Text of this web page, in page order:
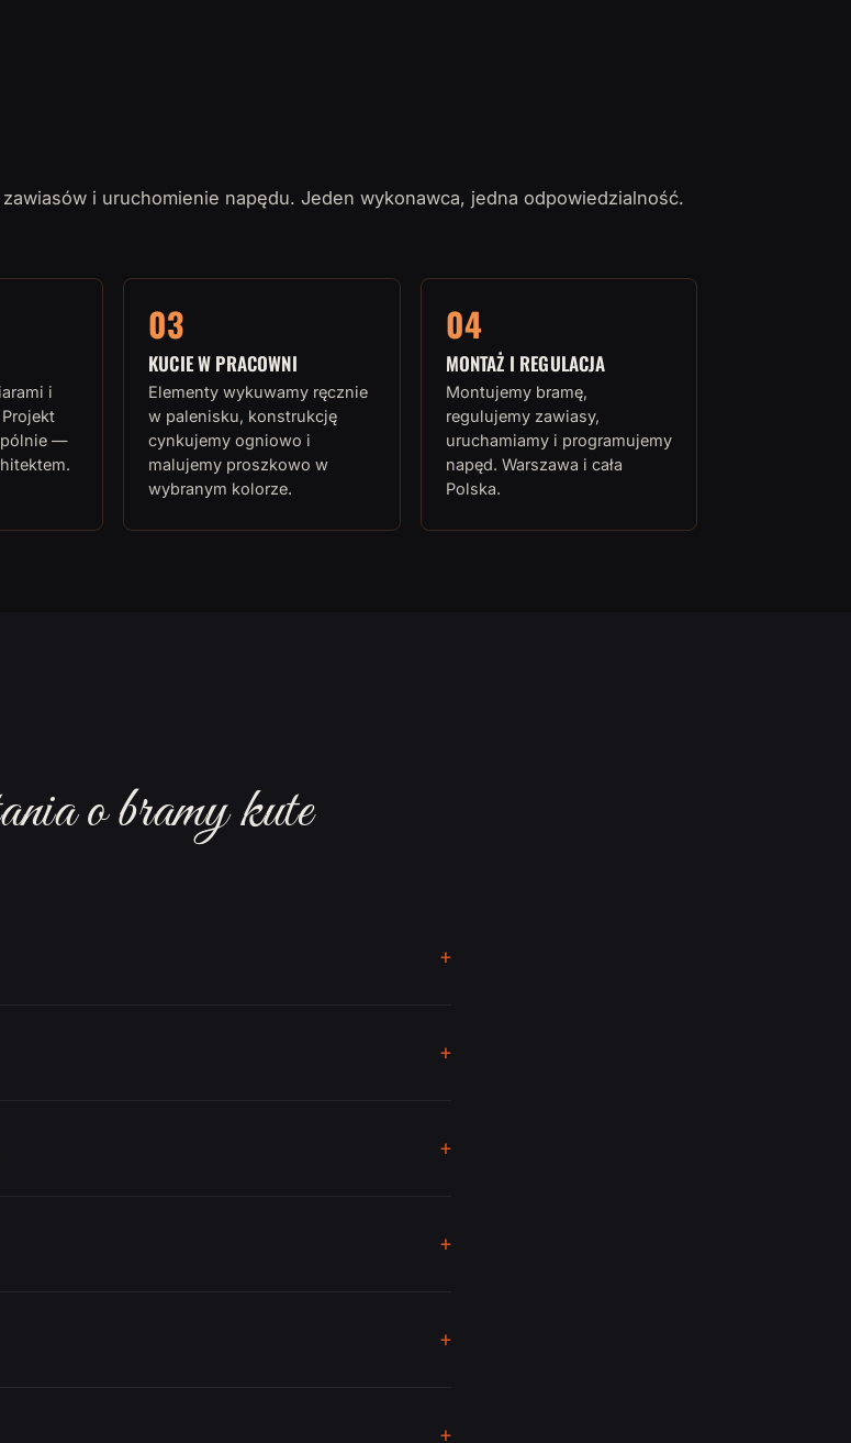
i uruchomienie napędu. Jeden wykonawca, jedna odpowiedzialność.
i
—
03
KUCIE W PRACOWNI
Elementy wykuwamy ręcznie
w palenisku, konstrukcję
cynkujemy ogniowo i
malujemy proszkowo w
wybranym kolorze.
04
MONTAŻ I REGULACJA
Montujemy bramę,
regulujemy zawiasy,
uruchamiamy i programujemy
napęd. Warszawa i cała
Polska.
o bramy kute